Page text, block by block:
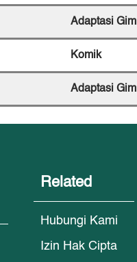
Adaptasi Gim
Komik
Adaptasi Gim
Related
Hubungi Kami
Izin Hak Cipta